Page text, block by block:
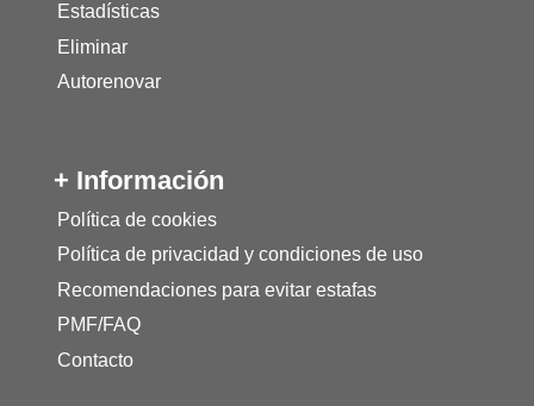
Estadísticas
Eliminar
Autorenovar
+ Información
Política de cookies
Política de privacidad y condiciones de uso
Recomendaciones para evitar estafas
PMF/FAQ
Contacto